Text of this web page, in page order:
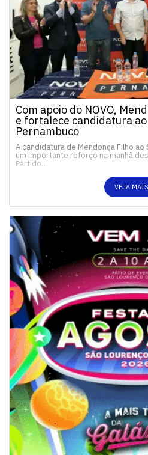
Com apoio do NOVO,
e fortalece candidatura ao
Pernambuco
A candidatura de Mendonça Filho ao
um importante reforço na manhã
Partido…
VEJA MAIS